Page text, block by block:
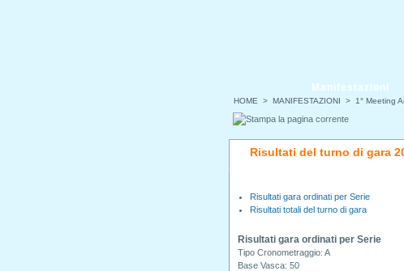
HOME > MANIFESTAZIONI > 1° Meeting
Manifestazioni
Risultati del turno di gara
Risultati gara ordinati per Serie
Risultati totali del turno di gara
Risultati gara ordinati per Serie
Tipo Cronometraggio: A
Base Vasca: 50